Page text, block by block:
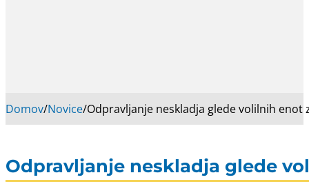
Domov/Novice/Odpravljanje neskladja glede volilnih
Odpravljanje neskladja glede